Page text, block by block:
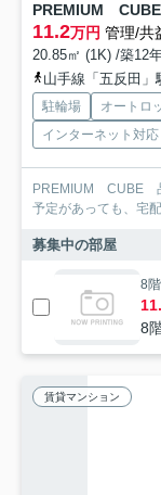
PREMIUM
11.2万円 管理/共
20.85㎡ (1K) /築12
山手線「五反田」
駐輪場 オートロ
インターネット対応
PREMIUM CUBE 品
予定があっても、宅
募集中の部屋
8階
8
賃貸マンション